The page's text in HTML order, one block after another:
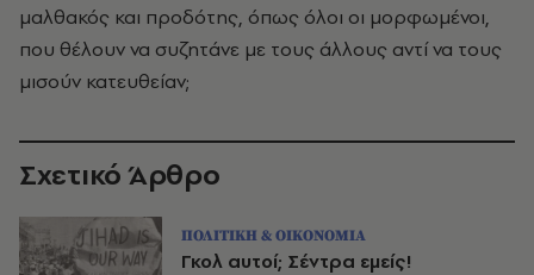
μαλθακός και προδότης, όπως όλοι οι μορφωμένοι,
που θέλουν να συζητάνε με τους άλλους αντί να τους
μισούν κατευθείαν;
Σχετικό Άρθρο
ΠΟΛΙΤΙΚΗ & ΟΙΚΟΝΟΜΙΑ
Γκολ αυτοί; Σέντρα εμείς!